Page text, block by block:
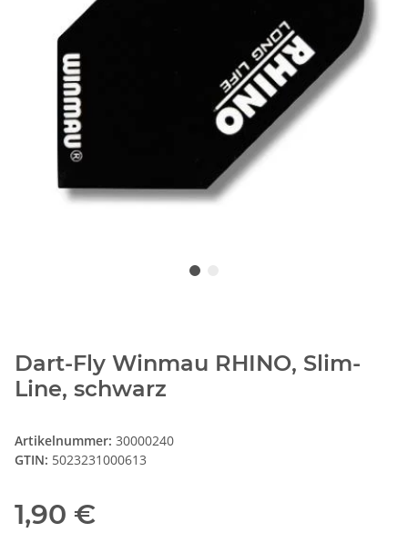
Dart-Fly Winmau RHINO, Slim-
Line, schwarz
Artikelnummer: 30000240
GTIN: 5023231000613
1,90 €